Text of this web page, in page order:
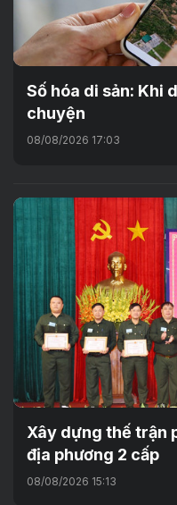
Số hóa di sản: Khi
chuyện
08/08/2026 17:03
Xây dựng thế trận
địa phương 2 cấp
08/08/2026 15:13